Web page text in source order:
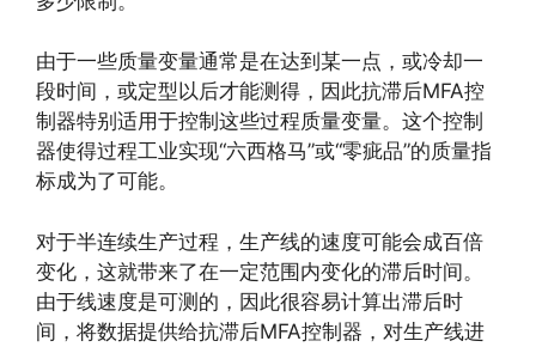
由于一些质量变量通常是在达到某一点，或冷却一
段时间，或定型以后才能测得，因此抗滞后MFA控
制器特别适用于控制这些过程质量变量。这个控制
器使得过程工业实现“六西格马”或“零疵品”的质量指
标成为了可能。
对于半连续生产过程，生产线的速度可能会成百倍
变化，这就带来了在一定范围内变化的滞后时间。
由于线速度是可测的，因此很容易计算出滞后时
间，将数据提供给抗滞后MFA控制器，对生产线进